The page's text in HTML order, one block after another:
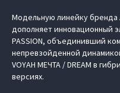
Модельную линейку бренда
дополняет инновационный
PASSION, объединивший
непревзойденной
VOYAH МЕЧТА / DREAM в
версиях.